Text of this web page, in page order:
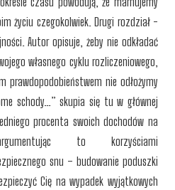
życiu czegokolwiek. Drugi rozdział -
Autor opisuje, żeby nie odkładać
własnego cyklu rozliczeniowego,
prawdopodobieństwem nie odłożymy
schody…” skupia się tu w głównej
procenta swoich dochodów na
to korzyściami
snu – budowanie poduszki
Cię na wypadek wyjątkowych